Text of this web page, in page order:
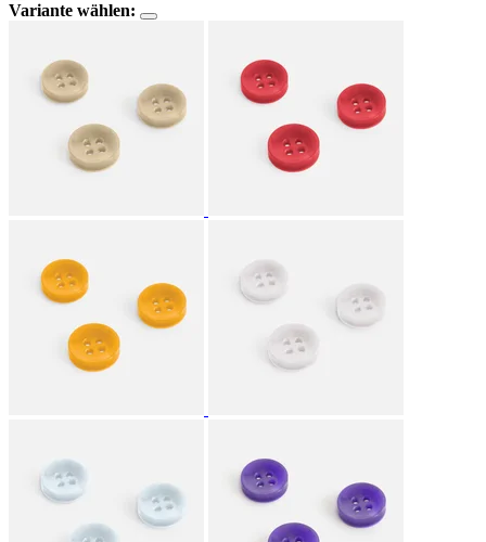
Variante wählen: